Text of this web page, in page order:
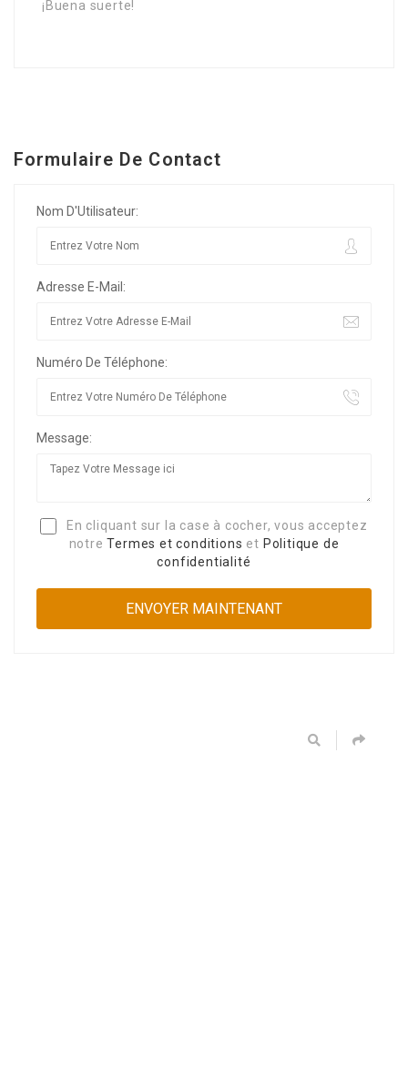
¡Buena suerte!
Formulaire De Contact
Nom D'Utilisateur:
Adresse E-Mail:
Numéro De Téléphone:
Message:
En cliquant sur la case à cocher, vous acceptez
notreTermes et conditions et Politique de
confidentialité